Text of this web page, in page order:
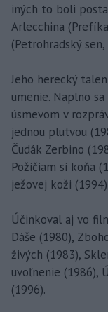
iných to boli
Arlecchina
(Petrohradský
Jeho herecký
umenie. Naplno
úsmevom v
jednou plutvou
Čudák Zerbino
Požičiam si koňa
ježovej koži
Účinkoval aj vo
Dáše (1980),
živých (1983),
uvoľnenie (1986),
(1996).